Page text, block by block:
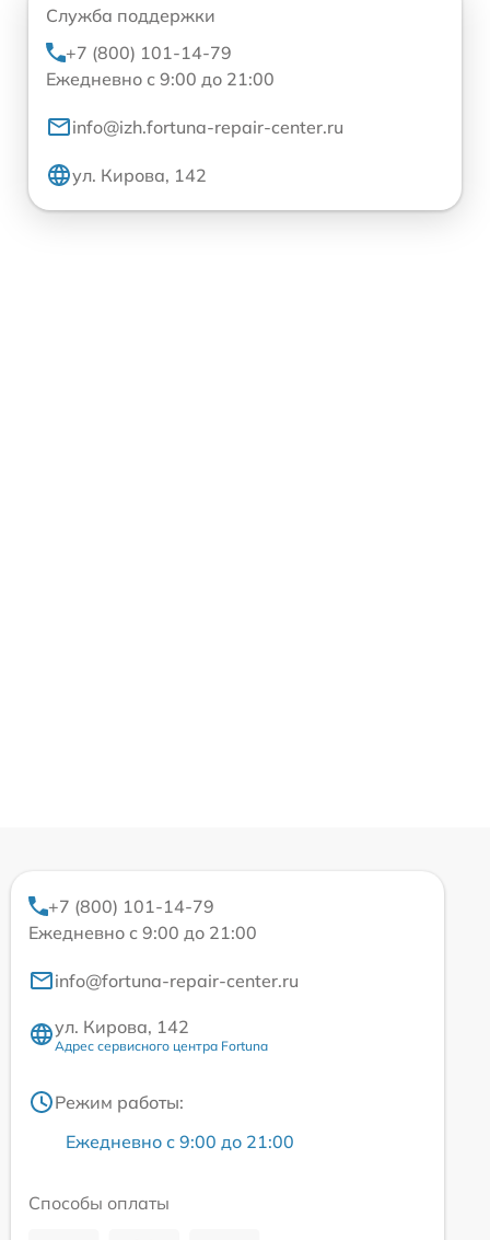
Служба поддержки
+7 (800) 101-14-79
Ежедневно с 9:00 до 21:00
info@izh.fortuna-repair-center.ru
ул. Кирова, 142
+7 (800) 101-14-79
Ежедневно с 9:00 до 21:00
info@fortuna-repair-center.ru
ул. Кирова, 142
Адрес сервисного центра Fortuna
Режим работы:
Ежедневно с 9:00 до 21:00
Способы оплаты